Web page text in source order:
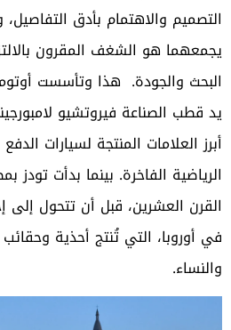
التصميم والاهتمام بأدق التفاصيل،
يجمعهما هو الشغف المقرون
البحث والجودة. هذا وتأسست
أبرز العلامات المنتجة لسيارات
الرياضية الفاخرة. بينما بدأت تودز
القرن العشرين، قبل أن تتحول إلى
في أوروبا، التي تُنتج أحذية
والنساء.